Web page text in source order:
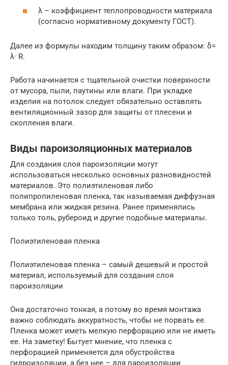
λ – коэффициент теплопроводности материала
(согласно нормативному документу ГОСТ).
Далее из формулы находим толщину таким образом: δ=
λ· R.
Работа начинается с тщательной очистки поверхности
от мусора, пыли, паутины или влаги. При укладке
изделия на потолок следует обязательно оставлять
вентиляционный зазор для защиты от плесени и
скопления влаги.
Виды пароизоляционных материалов
Для создания слоя пароизоляции могут
использоваться несколько основных разновидностей
материалов. Это полиэтиленовая либо
полипропиленовая пленка, так называемая диффузная
мембрана или жидкая резина. Ранее применялись
только толь, рубероид и другие подобные материалы.
Полиэтиленовая пленка
Полиэтиленовая пленка – самый дешевый и простой
материал, используемый для создания слоя
пароизоляции
Она достаточно тонкая, а потому во время монтажа
важно соблюдать аккуратность, чтобы не порвать ее.
Пленка может иметь мелкую перфорацию или не иметь
ее. На заметку! Бытует мнение, что пленка с
перфорацией применяется для обустройства
гидроизоляции, а без нее – для пароизоляции